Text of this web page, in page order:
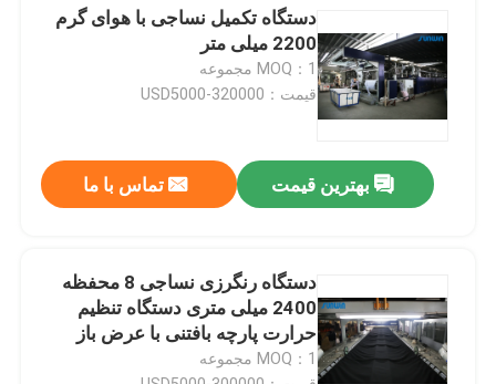
دستگاه تکمیل نساجی با هوای گرم
2200 میلی متر
MOQ：1 مجموعه
قیمت：USD5000-320000
بهترین قیمت تماس با ما
دستگاه رنگرزی نساجی 8 محفظه
2400 میلی متری دستگاه تنظیم
حرارت پارچه بافتنی با عرض باز
MOQ：1 مجموعه